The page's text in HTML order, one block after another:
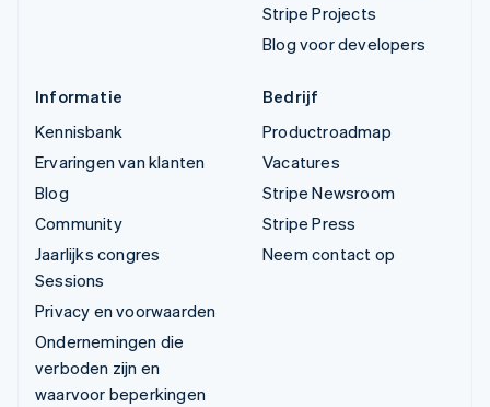
Stripe Projects
Blog voor developers
Informatie
Kennisbank
Ervaringen van klanten
Blog
Community
Jaarlijks congres
Sessions
Privacy en voorwaarden
Ondernemingen die
verboden zijn en
waarvoor beperkingen
Bedrijf
Productroadmap
Vacatures
Stripe Newsroom
Stripe Press
Neem contact op